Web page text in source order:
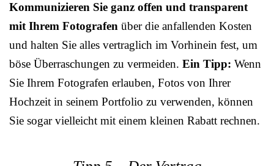
Kommunizieren Sie ganz offen und transparent
mit Ihrem Fotografen über die anfallenden Kosten
und halten Sie alles vertraglich im Vorhinein fest, um
böse Überraschungen zu vermeiden. Ein Tipp: Wenn
Sie Ihrem Fotografen erlauben, Fotos von Ihrer
Hochzeit in seinem Portfolio zu verwenden, können
Sie sogar vielleicht mit einem kleinen Rabatt rechnen.